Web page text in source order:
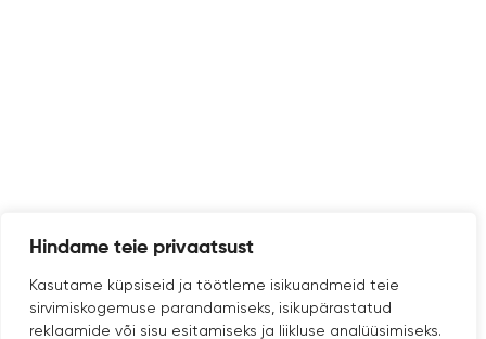
Hindame teie privaatsust
Kasutame küpsiseid ja töötleme isikuandmeid teie
sirvimiskogemuse parandamiseks, isikupärastatud
reklaamide või sisu esitamiseks ja liikluse analüüsimiseks.